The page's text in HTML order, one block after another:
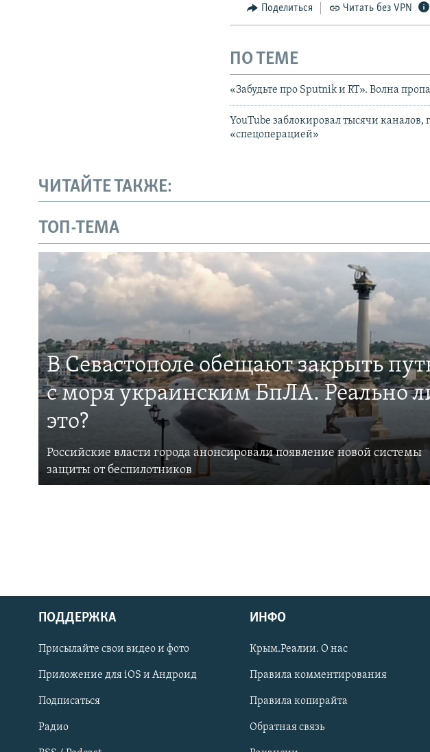
Українською
Qırımtatar
ПРИСОЕДИНЯЙТЕСЬ!
Поделиться Читать без VPN
ПО ТЕМЕ
«Забудьте про Sputnik и RT». Волна
YouTube заблокировал тысячи
«спецоперацией»
ЧИТАЙТЕ ТАКЖЕ:
ТОП-ТЕМА
В Севастополе обещают закрыть
с моря украинским БпЛА. Реально
это?
Российские власти города анонсировали появление новой системы
защиты от беспилотников
ПОДДЕРЖКА
Присылайте свои видео и фото
Приложение для iOS и Андроид
Подписаться
Радио
ИНФО
Крым.Реалии. О нас
Правила комментирования
Правила копирайта
Обратная связь